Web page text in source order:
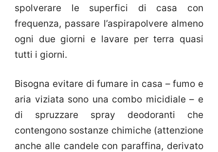
spolverare le superfici di casa con
frequenza, passare l’aspirapolvere almeno
ogni due giorni e lavare per terra quasi
tutti i giorni.
Bisogna evitare di fumare in casa – fumo e
aria viziata sono una combo micidiale – e
di spruzzare spray deodoranti che
contengono sostanze chimiche (attenzione
anche alle candele con paraffina, derivato